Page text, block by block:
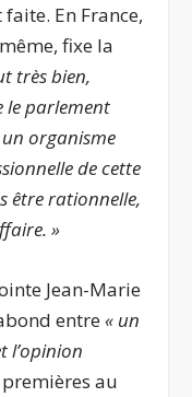
En France,
fixe la
très bien,
le parlement
organisme
de cette
être rationnelle,
»
Jean-Marie
entre« un
l’opinion
au